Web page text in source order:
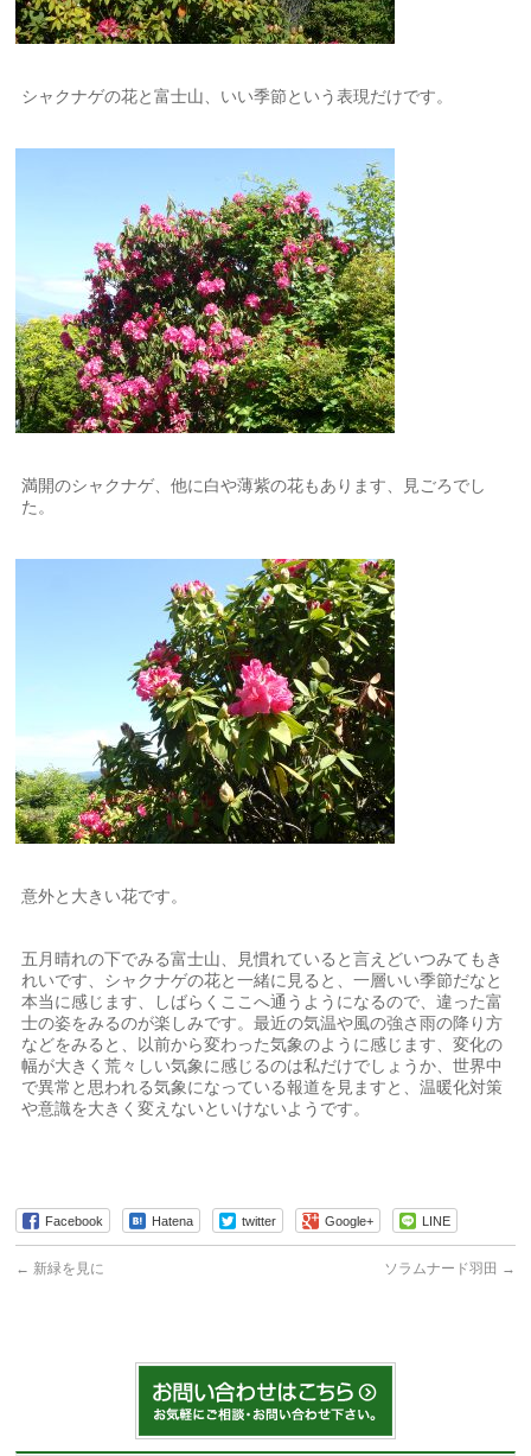
シャクナゲの花と富士山、いい季節という表現だけです。
満開のシャクナゲ、他に白や薄紫の花もあります、見ごろでし
た。
意外と大きい花です。
五月晴れの下でみる富士山、見慣れていると言えどいつみてもき
れいです、シャクナゲの花と一緒に見ると、一層いい季節だなと
本当に感じます、しばらくここへ通うようになるので、違った富
士の姿をみるのが楽しみです。最近の気温や風の強さ雨の降り方
などをみると、以前から変わった気象のように感じます、変化の
幅が大きく荒々しい気象に感じるのは私だけでしょうか、世界中
で異常と思われる気象になっている報道を見ますと、温暖化対策
や意識を大きく変えないといけないようです。
Facebook Hatena twitter Google+ LINE
← 新緑を見に ソラムナード羽田 →